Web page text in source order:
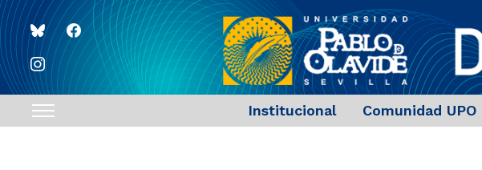
blueskyfacebook
instagram
Toggle
Institucional Comunidad UPO